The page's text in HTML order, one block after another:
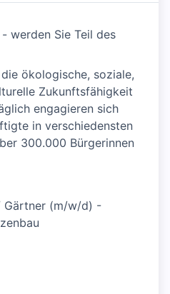
werden Sie Teil des
ökologische, soziale,
Zukunftsfähigkeit
engagieren sich
in verschiedensten
300.000 Bürgerinnen
Gärtner (m/w/d) -